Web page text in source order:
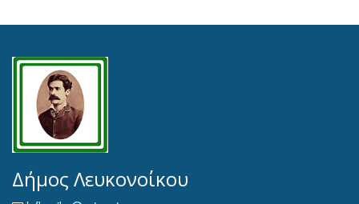
Δήμος Λευκονοίκου